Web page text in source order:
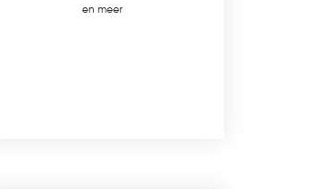
en meer